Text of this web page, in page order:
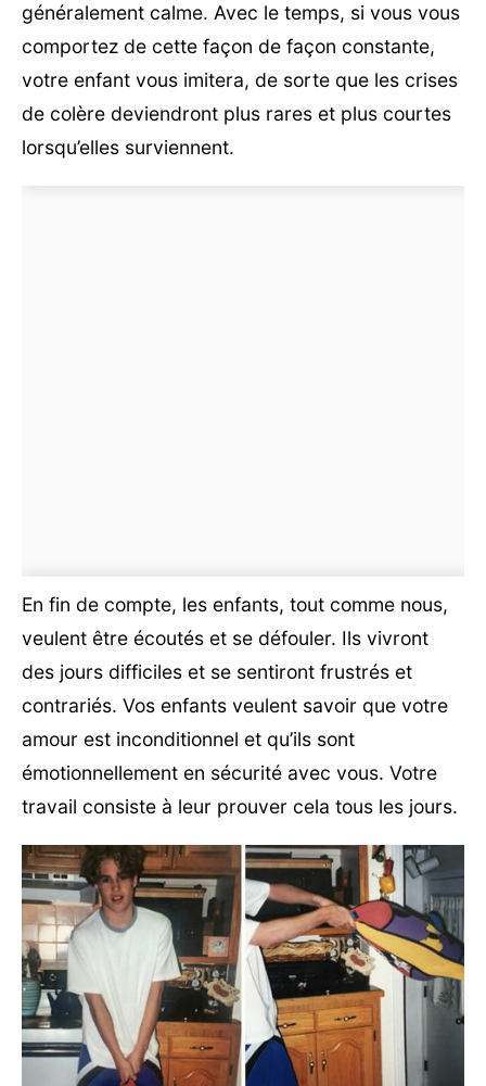
généralement calme. Avec le temps, si vous vous
comportez de cette façon de façon constante,
votre enfant vous imitera, de sorte que les crises
de colère deviendront plus rares et plus courtes
lorsqu’elles surviennent.
En fin de compte, les enfants, tout comme nous,
veulent être écoutés et se défouler. Ils vivront
des jours difficiles et se sentiront frustrés et
contrariés. Vos enfants veulent savoir que votre
amour est inconditionnel et qu’ils sont
émotionnellement en sécurité avec vous. Votre
travail consiste à leur prouver cela tous les jours.